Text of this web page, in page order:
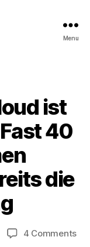
Menu
ist
40
die
4 Commentson